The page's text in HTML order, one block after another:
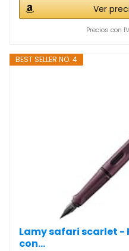
Ver
Precios con
BEST SELLER NO. 4
Lamy safari scarlet
con...